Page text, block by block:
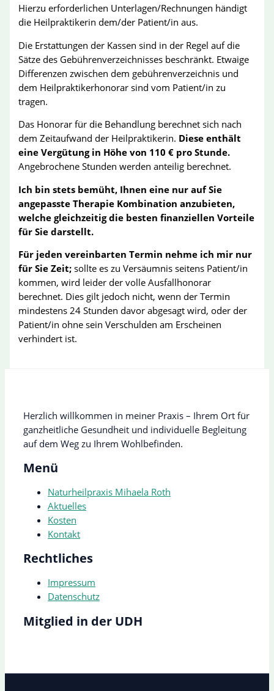
Hierzu erforderlichen Unterlagen/Rechnungen händigt
die Heilpraktikerin dem/der Patient/in aus.
Die Erstattungen der Kassen sind in der Regel auf die
Sätze des Gebührenverzeichnisses beschränkt. Etwaige
Differenzen zwischen dem gebührenverzeichnis und
dem Heilpraktikerhonorar sind vom Patient/in zu
tragen.
Das Honorar für die Behandlung berechnet sich nach
dem Zeitaufwand der Heilpraktikerin. Diese enthält
eine Vergütung in Höhe von 110 € pro Stunde.
Angebrochene Stunden werden anteilig berechnet.
Ich bin stets bemüht, Ihnen eine nur auf Sie
angepasste Therapie Kombination anzubieten,
welche gleichzeitig die besten finanziellen Vorteile
für Sie darstellt.
Für jeden vereinbarten Termin nehme ich mir nur
für Sie Zeit; sollte es zu Versäumnis seitens Patient/in
kommen, wird leider der volle Ausfallhonorar
berechnet. Dies gilt jedoch nicht, wenn der Termin
mindestens 24 Stunden davor abgesagt wird, oder der
Patient/in ohne sein Verschulden am Erscheinen
verhindert ist.
Herzlich willkommen in meiner Praxis – Ihrem Ort für
ganzheitliche Gesundheit und individuelle Begleitung
auf dem Weg zu Ihrem Wohlbefinden.
Menü
Naturheilpraxis Mihaela Roth
Aktuelles
Kosten
Kontakt
Rechtliches
Impressum
Datenschutz
Mitglied in der UDH